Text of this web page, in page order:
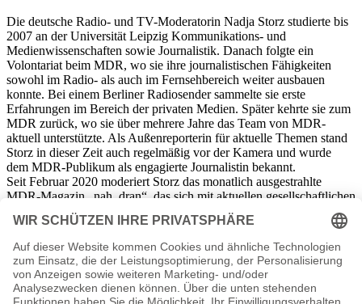
Die deutsche Radio- und TV-Moderatorin Nadja Storz studierte bis
2007 an der Universität Leipzig Kommunikations- und
Medienwissenschaften sowie Journalistik. Danach folgte ein
Volontariat beim MDR, wo sie ihre journalistischen Fähigkeiten
sowohl im Radio- als auch im Fernsehbereich weiter ausbauen
konnte. Bei einem Berliner Radiosender sammelte sie erste
Erfahrungen im Bereich der privaten Medien. Später kehrte sie zum
MDR zurück, wo sie über mehrere Jahre das Team von MDR-
aktuell unterstützte. Als Außenreporterin für aktuelle Themen stand
Storz in dieser Zeit auch regelmäßig vor der Kamera und wurde
dem MDR-Publikum als engagierte Journalistin bekannt.
Seit Februar 2020 moderiert Storz das monatlich ausgestrahlte
MDR-Magazin „nah_dran“, das sich mit aktuellen gesellschaftlichen
Themen aus einer lebensnahen Perspektive beschäftigt. Storz, die
selbst verheiratet und Mutter zweier Kinder ist, sind dabei gerade
Themen, bei denen es um die Vereinbarkeit von Job und Familie
geht, wichtig. Dass dabei anders als im täglichen
Nachrichtengeschäft auch die etwas leiseren Zwischentöne zu
Gehör kommen, empfindet sie als besonders positiv.